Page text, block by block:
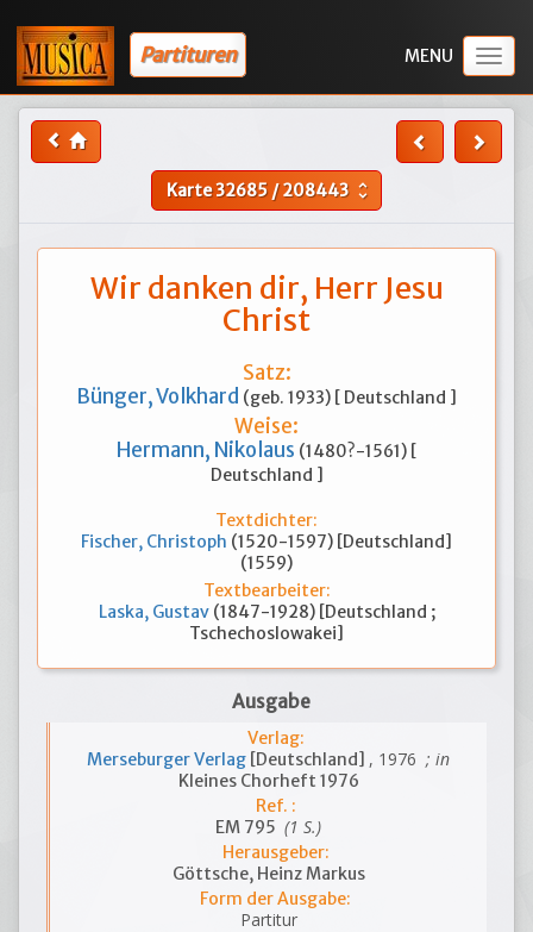
Partituren
Karte32685 /208443 unfold_more
Wir danken dir, Herr Jesu
Christ
Satz:
Bünger, Volkhard (geb. 1933) [ Deutschland ]
Weise:
Hermann, Nikolaus (1480?-1561) [
Deutschland ]
Textdichter:
Fischer, Christoph (1520-1597) [Deutschland]
(1559)
Textbearbeiter:
Laska, Gustav (1847-1928) [Deutschland ;
Tschechoslowakei]
Ausgabe
Verlag:
Merseburger Verlag [Deutschland] , 1976 ; in
Kleines Chorheft 1976
Ref. :
EM 795 (1 S.)
Herausgeber:
Göttsche, Heinz Markus
Form der Ausgabe:
Partitur